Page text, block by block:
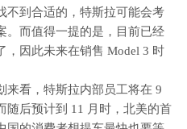
不到合适的，特斯拉可能会考
。而值得一提的是，目前已经
，因此未来在销售 Model 3 时
来看，特斯拉内部员工将在 9
随后预计到 11 月时，北美的首